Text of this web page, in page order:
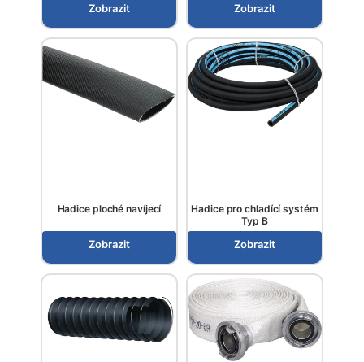
Zobrazit Zobrazit
Hadice ploché navíjecí
Zobrazit
Hadice pro chladící systém
Typ B
Zobrazit